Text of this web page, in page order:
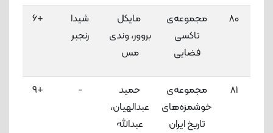
80
مجموعه‌ی
تاکسی
فضایی
مایکل
بروور، وندی
مس
شیدا
رنجبر
+6
81
مجموعه‌ی
خوشمزه‌های
تاریخ ایران
حمید
عبدالهیان،
عبدالله
-
+9